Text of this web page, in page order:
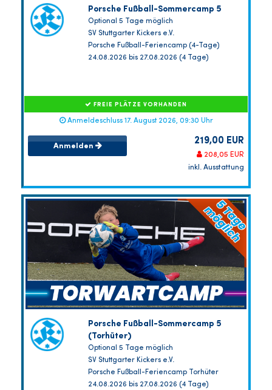
Porsche Fußball-Sommercamp 5
Optional 5 Tage möglich
SV Stuttgarter Kickers e.V.
Porsche Fußball-Feriencamp (4-Tage)
24.08.2026 bis 27.08.2026 (4 Tage)
FREIE PLÄTZE VORHANDEN
Anmeldeschluss 17. August 2026, 09:30 Uhr
Anmelden 219,00 EUR
208,05 EUR
inkl. Ausstattung
Porsche Fußball-Sommercamp 5
(Torhüter)
Optional 5 Tage möglich
SV Stuttgarter Kickers e.V.
Porsche Fußball-Feriencamp Torhüter
24.08.2026 bis 27.08.2026 (4 Tage)